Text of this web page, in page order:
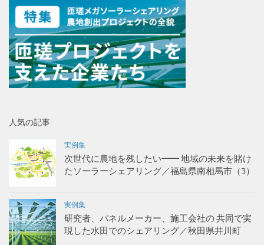
人気の記事
実例集
次世代に農地を残したい━━ 地域の未来を賭け
たソーラーシェアリング／福島県南相馬市（3）
実例集
研究者、パネルメーカー、施工会社の 共同で実
現した水田でのシェアリング／秋田県井川町